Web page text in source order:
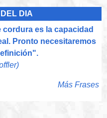
DIA
es la capacidad
Pronto necesitaremos
Más Frases